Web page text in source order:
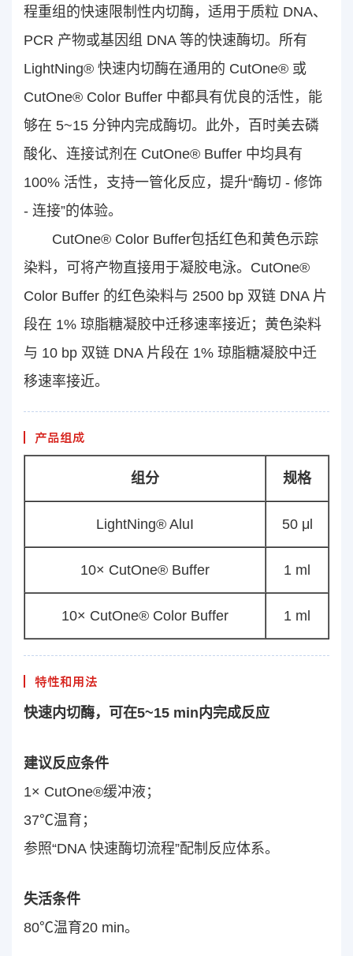
程重组的快速限制性内切酶，适用于质粒 DNA、
PCR 产物或基因组 DNA 等的快速酶切。所有
LightNing® 快速内切酶在通用的 CutOne® 或
CutOne® Color Buffer 中都具有优良的活性，能
够在 5~15 分钟内完成酶切。此外，百时美去磷
酸化、连接试剂在 CutOne® Buffer 中均具有
100% 活性，支持一管化反应，提升“酶切 - 修饰
- 连接”的体验。
CutOne® Color Buffer包括红色和黄色示踪
染料，可将产物直接用于凝胶电泳。CutOne®
Color Buffer 的红色染料与 2500 bp 双链 DNA 片
段在 1% 琼脂糖凝胶中迁移速率接近；黄色染料
与 10 bp 双链 DNA 片段在 1% 琼脂糖凝胶中迁
移速率接近。
产品组成
组分 规格
LightNing® AluI 50 μl
10× CutOne® Buffer 1 ml
10× CutOne® Color Buffer 1 ml
特性和用法
快速内切酶，可在5~15 min内完成反应
建议反应条件
1× CutOne®缓冲液；
37℃温育；
参照“DNA 快速酶切流程”配制反应体系。
失活条件
80℃温育20 min。